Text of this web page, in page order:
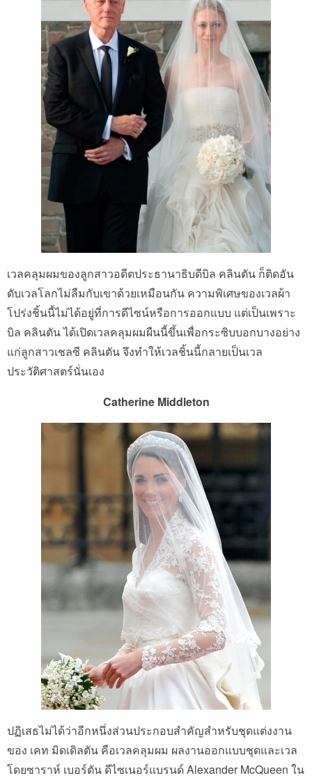
เวลคลุมผมของลูกสาวอดีตประธานาธิบดีบิล คลินตัน ก็ติดอัน
ดับเวลโลกไม่ลืมกับเขาด้วยเหมือนกัน ความพิเศษของเวลผ้า
โปร่งชิ้นนี้ไม่ได้อยู่ที่การดีไซน์หรือการออกแบบ แต่เป็นเพราะ
บิล คลินตัน ได้เปิดเวลคลุมผมผืนนี้ขึ้นเพื่อกระซิบบอกบางอย่าง
แก่ลูกสาวเชลซี คลินตัน จึงทำให้เวลชิ้นนี้กลายเป็นเวล
ประวัติศาสตร์นั่นเอง
Catherine Middleton
ปฏิเสธไม่ได้ว่าอีกหนึ่งส่วนประกอบสำคัญสำหรับชุดแต่งงาน
ของ เคท มิดเดิลตัน คือเวลคลุมผม ผลงานออกแบบชุดและเวล
โดยซาราห์ เบอร์ตัน ดีไซเนอร์แบรนด์ Alexander McQueen ใน